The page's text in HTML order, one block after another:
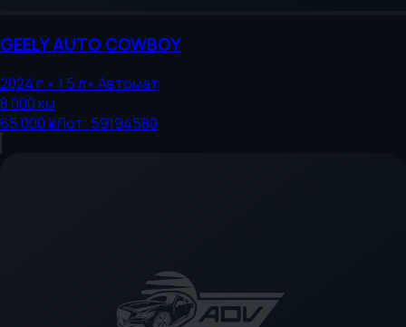
GEELY AUTO COWBOY
2024г.• 1.5л• Автомат
8 000км
65 000 ¥Лот: 59194580